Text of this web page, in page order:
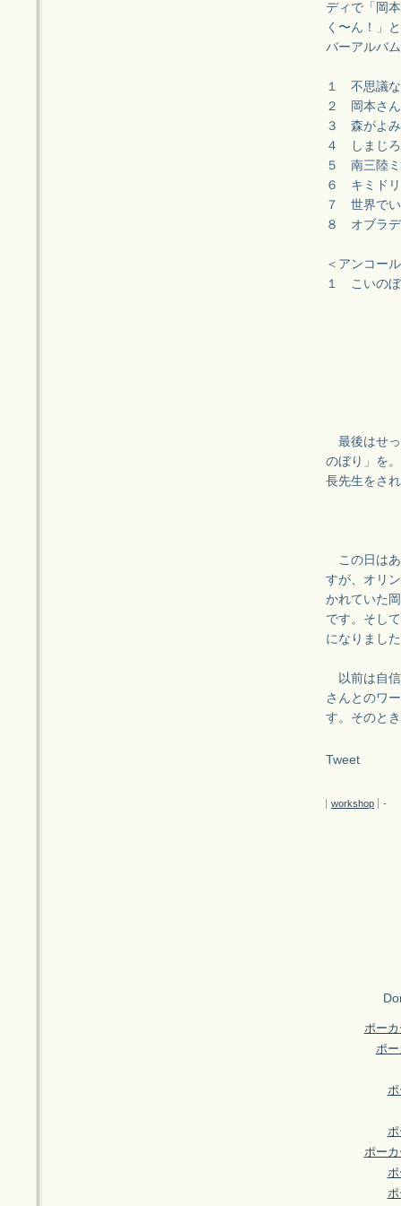
ディで「岡
く〜ん！」
バーアルバ
１ 不思議
２ 岡本さん
３ 森がよ
４ しまじ
５ 南三陸
６ キミド
７ 世界で
８ オブラ
＜アンコー
１ こいの
最後はせっ
のぼり」を
長先生をさ
この日はあ
すが、オリ
かれていた
です。そし
になりまし
以前は自信
さんとのワ
す。そのと
Tweet
workshop -
ポー
ポ
ポー